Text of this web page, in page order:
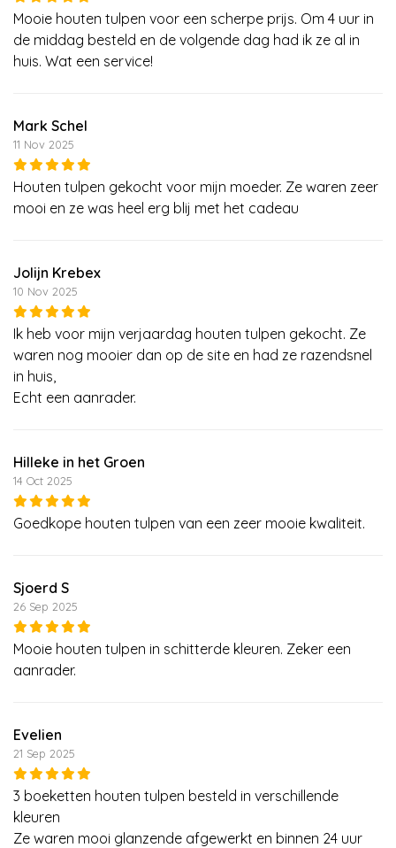
Mooie houten tulpen voor een scherpe prijs. Om 4 uur in
de middag besteld en de volgende dag had ik ze al in
huis. Wat een service!
Mark Schel
11 Nov 2025
Houten tulpen gekocht voor mijn moeder. Ze waren zeer
mooi en ze was heel erg blij met het cadeau
Jolijn Krebex
10 Nov 2025
Ik heb voor mijn verjaardag houten tulpen gekocht. Ze
waren nog mooier dan op de site en had ze razendsnel
in huis,
Echt een aanrader.
Hilleke in het Groen
14 Oct 2025
Goedkope houten tulpen van een zeer mooie kwaliteit.
Sjoerd S
26 Sep 2025
Mooie houten tulpen in schitterde kleuren. Zeker een
aanrader.
Evelien
21 Sep 2025
3 boeketten houten tulpen besteld in verschillende
kleuren
Ze waren mooi glanzende afgewerkt en binnen 24 uur